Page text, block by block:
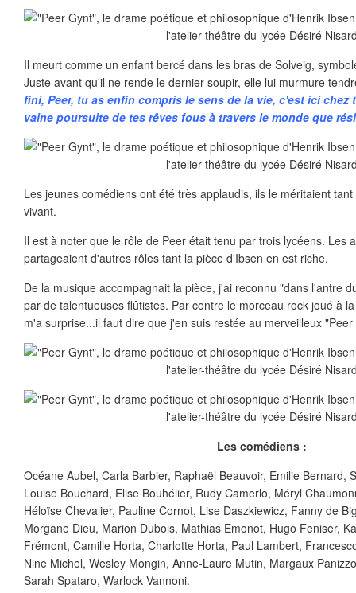
Il meurt comme un enfant bercé dans les bras de Solveig,
Juste avant qu'il ne rende le dernier soupir, elle lui murmure
fini, Peer, tu as enfin compris le sens de la vie, c'est ici chez
vaine poursuite de tes rêves fous à travers le monde que
Les jeunes comédiens ont été très applaudis, ils le méritaient
vivant.
Il est à noter que le rôle de Peer était tenu par trois lycéens. Les
partageaient d'autres rôles tant la pièce d'Ibsen en est riche.
De la musique accompagnait la pièce, j'ai reconnu "dans l'antre
par de talentueuses flûtistes. Par contre le morceau rock joué à
m'a surprise...il faut dire que j'en suis restée au merveilleux
Les comédiens :
Océane Aubel, Carla Barbier, Raphaël Beauvoir, Emilie Bernard,
Louise Bouchard, Elise Bouhélier, Rudy Camerlo, Méryl
Héloïse Chevalier, Pauline Cornot, Lise Daszkiewicz, Fanny de
Morgane Dieu, Marion Dubois, Mathias Emonot, Hugo Feniser,
Frémont, Camille Horta, Charlotte Horta, Paul Lambert,
Nine Michel, Wesley Mongin, Anne-Laure Mutin, Margaux
Sarah Spataro, Warlock Vannoni.